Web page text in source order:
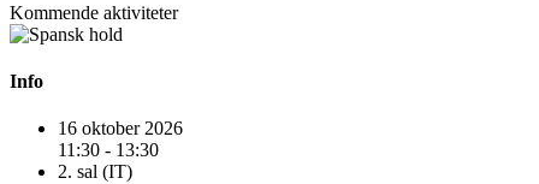
Kommende aktiviteter
Info
16 oktober 2026
11:30 - 13:30
2. sal (IT)